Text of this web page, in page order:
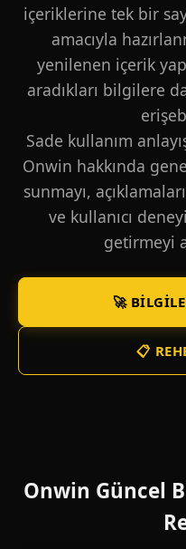
içeriklerine tek bir
amacıyla
yenilenen içerik
aradıkları bilgilere
Sade kullanım
Onwin hakkında
sunmayı,
ve kullanıcı
getirmeyi
🚀
📋
Onwin Güncel